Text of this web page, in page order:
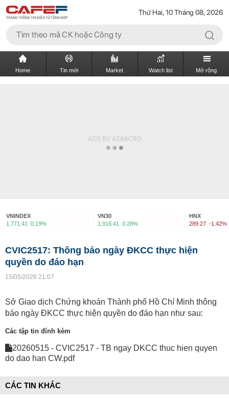
Thứ Hai, 10 Tháng 08, 2026
Home Tin mới Market Watch list Mở rộng
VNINDEX
1,771.41
0.19%
VN30
1,916.41
0.28%
HNX
289.27 -1.42%
CVIC2517: Thông báo ngày ĐKCC thực hiện
quyền do đáo hạn
15/05/2026 21:07
Sở Giao dịch Chứng khoán Thành phố Hồ Chí Minh thông
báo ngày ĐKCC thực hiện quyền do đáo hạn như sau:
Các tập tin đính kèm
20260515 - CVIC2517 - TB ngay DKCC thuc hien quyen
do dao han CW.pdf
CÁC TIN KHÁC